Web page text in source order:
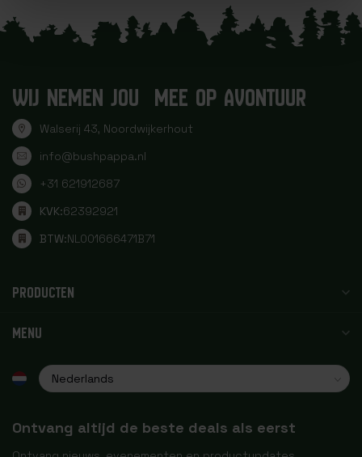
WIJ NEMEN JOU MEE OP AVONTUUR
Walserij 43, Noordwijkerhout
info@bushpappa.nl
+31 621912687
KVK:62392921
BTW:NL001666471B71
PRODUCTEN
MENU
Ontvang altijd de beste deals als eerst